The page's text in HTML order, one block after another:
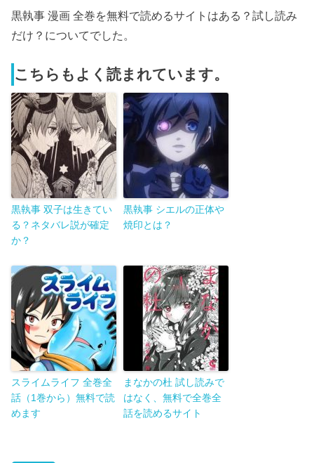
黒執事 漫画 全巻を無料で読めるサイトはある？試し読み
だけ？についてでした。
こちらもよく読まれています。
黒執事 双子は生きてい
る？ネタバレ説が確定
か？
黒執事 シエルの正体や
焼印とは？
スライムライフ 全巻全
話（1巻から）無料で読
めます
まなかの杜 試し読みで
はなく、無料で全巻全
話を読めるサイト